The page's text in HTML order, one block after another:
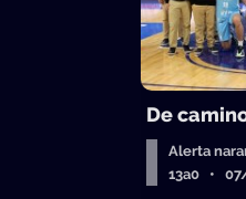
De
Alerta
13a0 •